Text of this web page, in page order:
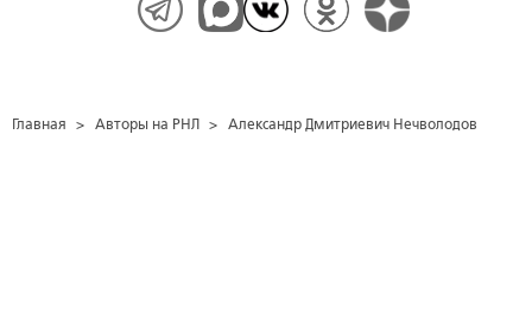
Главная > Авторы на РНЛ > Александр Дмитриевич Нечволодов